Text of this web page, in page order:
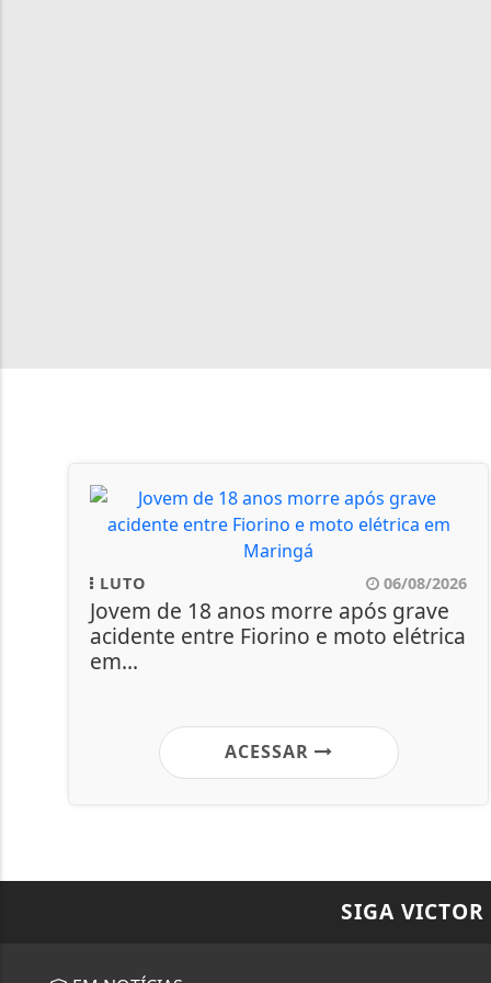
LUTO 06/08/2026
Jovem de 18 anos morre após grave
acidente entre Fiorino e moto elétrica
em...
ACESSAR
SIGA